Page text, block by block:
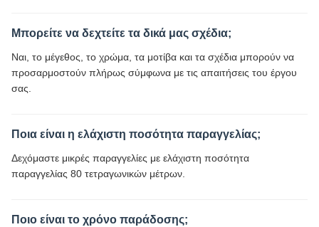
Μπορείτε να δεχτείτε τα δικά μας σχέδια;
Ναι, το μέγεθος, το χρώμα, τα μοτίβα και τα σχέδια μπορούν να
προσαρμοστούν πλήρως σύμφωνα με τις απαιτήσεις του έργου
σας.
Ποια είναι η ελάχιστη ποσότητα παραγγελίας;
Δεχόμαστε μικρές παραγγελίες με ελάχιστη ποσότητα
παραγγελίας 80 τετραγωνικών μέτρων.
Ποιο είναι το χρόνο παράδοσης;